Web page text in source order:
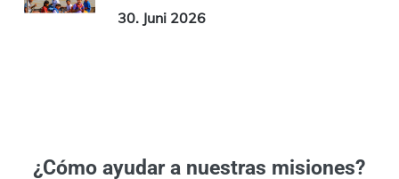
30. Juni 2026
¿Cómo ayudar a nuestras misiones?